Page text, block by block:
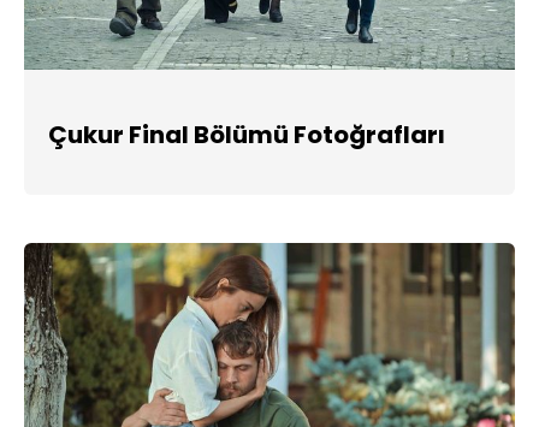
Çukur Final Bölümü Fotoğrafları